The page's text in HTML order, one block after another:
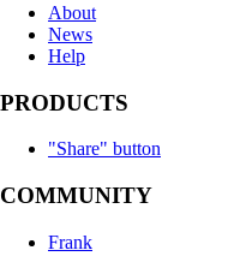
About
News
Help
PRODUCTS
"Share" button
COMMUNITY
Frank